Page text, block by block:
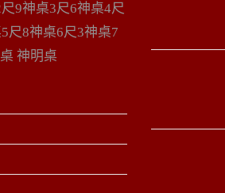
9神桌3尺6神桌4尺
尺8神桌6尺3神桌7
神明桌